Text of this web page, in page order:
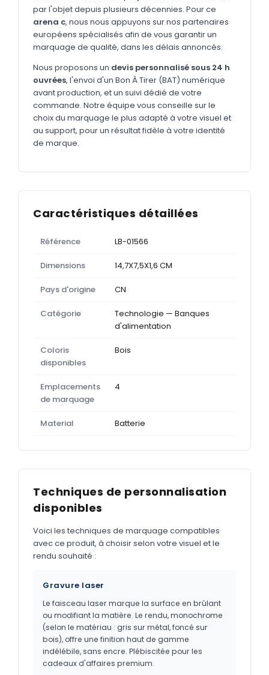
Bureau & écriture
Sacs & voyages
Verres & déjeuner
Technologie
Vêtements
Outils & porte-clés
Cuisine
par l'objet depuis plusieurs décennies. Pour ce
arena c, nous nous appuyons sur nos partenaires
européens spécialisés afin de vous garantir un
marquage de qualité, dans les délais annoncés.
Nous proposons un devis personnalisé sous 24 h
ouvrées, l'envoi d'un Bon À Tirer (BAT) numérique
avant production, et un suivi dédié de votre
commande. Notre équipe vous conseille sur le
choix du marquage le plus adapté à votre visuel et
au support, pour un résultat fidèle à votre identité
de marque.
Caractéristiques détaillées
Référence LB-01566
Dimensions 14,7X7,5X1,6 CM
Pays d'origine CN
Catégorie
Technologie — Banques
d'alimentation
Coloris
disponibles
Bois
Emplacements
de marquage
4
Material Batterie
Techniques de personnalisation
disponibles
Voici les techniques de marquage compatibles
avec ce produit, à choisir selon votre visuel et le
rendu souhaité :
Gravure laser
Le faisceau laser marque la surface en brûlant
ou modifiant la matière. Le rendu, monochrome
(selon le matériau : gris sur métal, foncé sur
bois), offre une finition haut de gamme
indélébile, sans encre. Plébiscitée pour les
cadeaux d'affaires premium.